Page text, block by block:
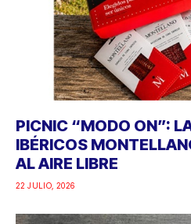
PICNIC “MODO ON”:
IBÉRICOS
AL AIRE LIBRE
22 JULIO, 2026